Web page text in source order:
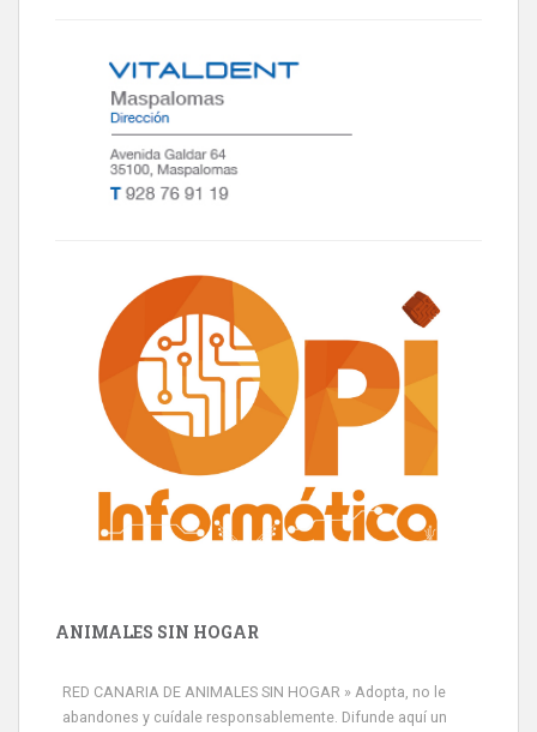
ANIMALES SIN HOGAR
RED CANARIA DE ANIMALES SIN HOGAR » Adopta, no le
abandones y cuídale responsablemente. Difunde aquí un